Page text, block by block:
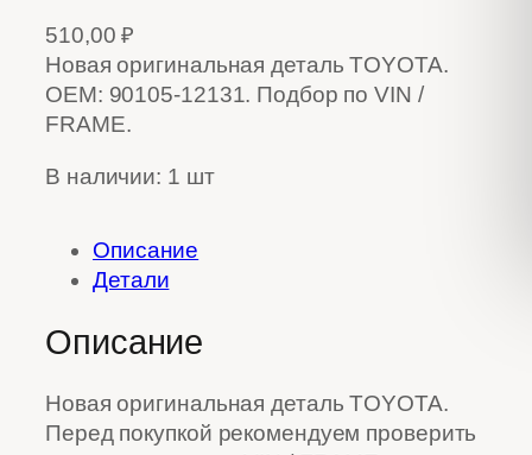
510,00₽
Новая оригинальная деталь TOYOTA.
OEM: 90105-12131. Подбор по VIN /
FRAME.
В наличии: 1 шт
Описание
Детали
Описание
Новая оригинальная деталь TOYOTA.
Перед покупкой рекомендуем проверить